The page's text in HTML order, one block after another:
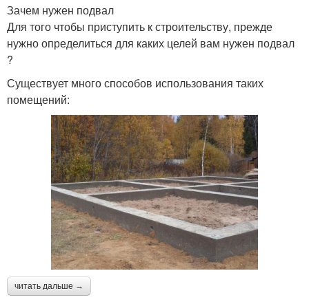
Зачем нужен подвал
Для того чтобы приступить к строительству, прежде
нужно определиться для каких целей вам нужен подвал
?
Существует много способов использования таких
помещений:
читать дальше →